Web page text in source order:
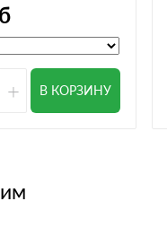
+ В КОРЗИНУ